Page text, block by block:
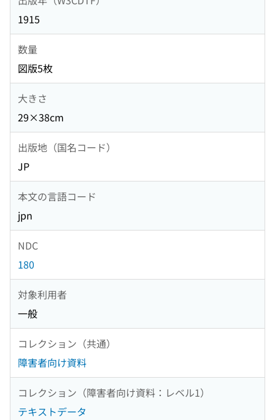
1915
数量
図版5枚
大きさ
29×38cm
出版地（国名コード）
JP
本文の言語コード
jpn
NDC
180
対象利用者
一般
コレクション（共通）
障害者向け資料
コレクション（障害者向け資料：レベル1）
テキストデータ